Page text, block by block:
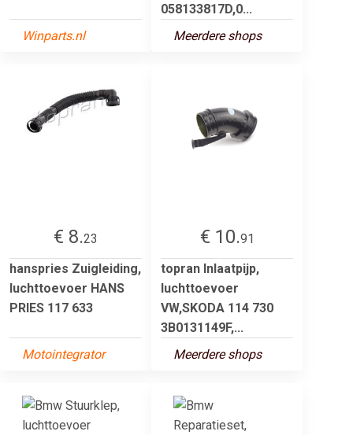
Winparts.nl
058133817D,0...
Meerdere shops
€ 8.23
hanspries Zuigleiding,
luchttoevoer HANS
PRIES 117 633
Motointegrator
€ 10.91
topran Inlaatpijp,
luchttoevoer
VW,SKODA 114 730
3B0131149F,...
Meerdere shops